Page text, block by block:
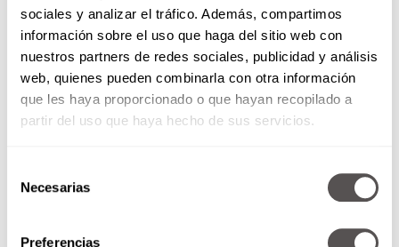
sociales y analizar el tráfico. Además, compartimos
información sobre el uso que haga del sitio web con
nuestros partners de redes sociales, publicidad y análisis
web, quienes pueden combinarla con otra información
que les haya proporcionado o que hayan recopilado a
partir del uso que haya hecho de sus servicios.
Necesarias
Preferencias
SI ya entraste a trabajar formalmente es
importante registrarte en una AFORE.
[youtube]https://www.youtube.com/watch?